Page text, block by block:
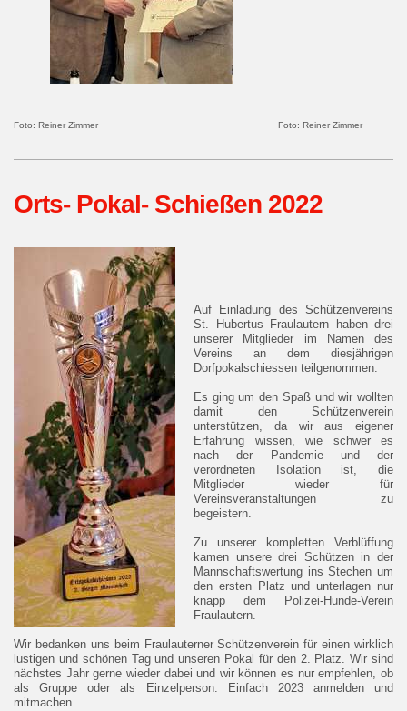
Foto: Reiner Zimmer Foto: Reiner Zimmer
Orts- Pokal- Schießen 2022
Auf Einladung des Schützenvereins
St. Hubertus Fraulautern haben drei
unserer Mitglieder im Namen des
Vereins an dem diesjährigen
Dorfpokalschiessen teilgenommen.
Es ging um den Spaß und wir wollten
damit den Schützenverein
unterstützen, da wir aus eigener
Erfahrung wissen, wie schwer es
nach der Pandemie und der
verordneten Isolation ist, die
Mitglieder wieder für
Vereinsveranstaltungen zu
begeistern.
Zu unserer kompletten Verblüffung
kamen unsere drei Schützen in der
Mannschaftswertung ins Stechen um
den ersten Platz und unterlagen nur
knapp dem Polizei-Hunde-Verein
Fraulautern.
Wir bedanken uns beim Fraulauterner Schützenverein für einen wirklich
lustigen und schönen Tag und unseren Pokal für den 2. Platz. Wir sind
nächstes Jahr gerne wieder dabei und wir können es nur empfehlen, ob
als Gruppe oder als Einzelperson. Einfach 2023 anmelden und
mitmachen.